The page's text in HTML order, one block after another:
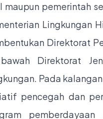
maupun pemerintah
Lingkungan
Direktorat
Direktorat
Pada
pencegah dan